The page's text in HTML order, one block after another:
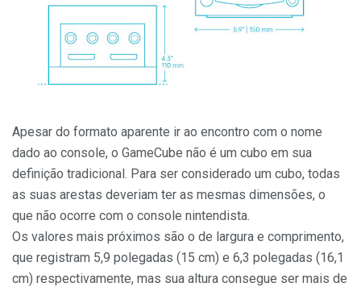
Apesar do formato aparente ir ao encontro com o nome
dado ao console, o GameCube não é um cubo em sua
definição tradicional. Para ser considerado um cubo, todas
as suas arestas deveriam ter as mesmas dimensões, o
que não ocorre com o console nintendista.
Os valores mais próximos são o de largura e comprimento,
que registram 5,9 polegadas (15 cm) e 6,3 polegadas (16,1
cm) respectivamente, mas sua altura consegue ser mais de